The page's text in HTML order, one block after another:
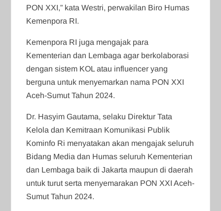
PON XXI,” kata Westri, perwakilan Biro Humas
Kemenpora RI.
Kemenpora RI juga mengajak para
Kementerian dan Lembaga agar berkolaborasi
dengan sistem KOL atau influencer yang
berguna untuk menyemarkan nama PON XXI
Aceh-Sumut Tahun 2024.
Dr. Hasyim Gautama, selaku Direktur Tata
Kelola dan Kemitraan Komunikasi Publik
Kominfo Ri menyatakan akan mengajak seluruh
Bidang Media dan Humas seluruh Kementerian
dan Lembaga baik di Jakarta maupun di daerah
untuk turut serta menyemarakan PON XXI Aceh-
Sumut Tahun 2024.